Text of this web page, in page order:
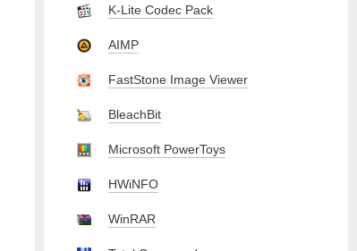
K-Lite Codec Pack
AIMP
FastStone Image Viewer
BleachBit
Microsoft PowerToys
HWiNFO
WinRAR